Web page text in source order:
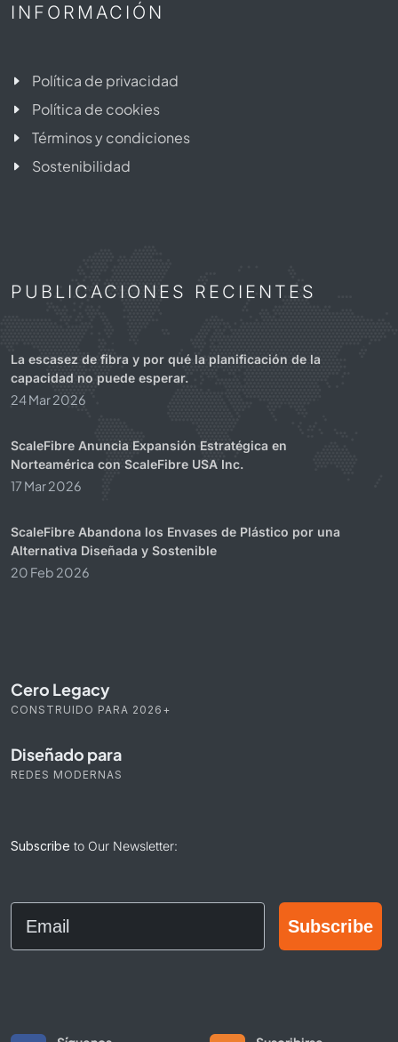
INFORMACIÓN
Política de privacidad
Política de cookies
Términos y condiciones
Sostenibilidad
PUBLICACIONES RECIENTES
La escasez de fibra y por qué la planificación de la
capacidad no puede esperar.
24 Mar 2026
ScaleFibre Anuncia Expansión Estratégica en
Norteamérica con ScaleFibre USA Inc.
17 Mar 2026
ScaleFibre Abandona los Envases de Plástico por una
Alternativa Diseñada y Sostenible
20 Feb 2026
Cero Legacy
CONSTRUIDO PARA 2026+
Diseñado para
REDES MODERNAS
Subscribe to Our Newsletter:
Email
Subscribe